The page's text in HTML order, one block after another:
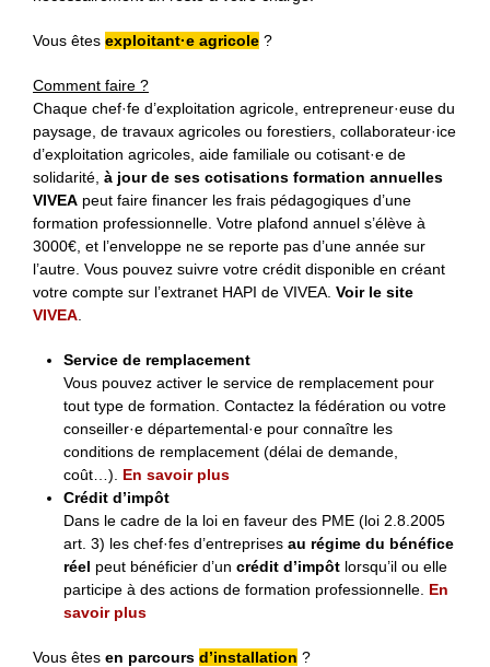
Vous êtes exploitant·e agricole ?
Comment faire ?
Chaque chef·fe d’exploitation agricole, entrepreneur·euse du
paysage, de travaux agricoles ou forestiers, collaborateur·ice
d’exploitation agricoles, aide familiale ou cotisant·e de
solidarité, à jour de ses cotisations formation annuelles
VIVEA peut faire financer les frais pédagogiques d’une
formation professionnelle. Votre plafond annuel s’élève à
3000€, et l’enveloppe ne se reporte pas d’une année sur
l’autre. Vous pouvez suivre votre crédit disponible en créant
votre compte sur l’extranet HAPI de VIVEA. Voir le site
VIVEA
Service de remplacement
Vous pouvez activer le service de remplacement pour
tout type de formation. Contactez la fédération ou votre
conseiller·e départemental·e pour connaître les
conditions de remplacement (délai de demande,
coût…). En savoir plus
Crédit d’impôt
Dans le cadre de la loi en faveur des PME (loi 2.8.2005
art. 3) les chef·fes d’entreprisesau régime du bénéfice
réel peut bénéficier d’uncrédit d’impôt lorsqu’il ou elle
participe à des actions de formation professionnelle. En
savoir plus
Vous êtes en parcours d’installation ?